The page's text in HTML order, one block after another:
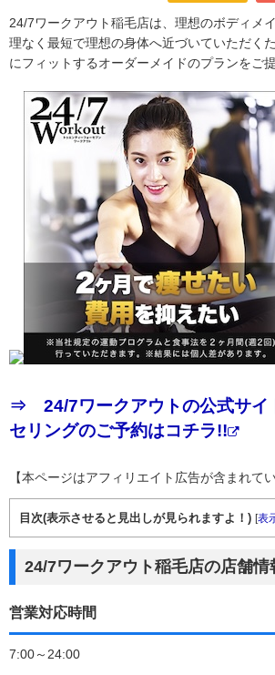
24/7ワークアウト稲毛店は、理想のボディメ
理なく最短で理想の身体へ近づいていただく
にフィットするオーダーメイドのプランをご提
⇒ 24/7ワークアウトの公式サイ
セリングのご予約はコチラ!!
【本ページはアフィリエイト広告が含まれて
目次(表示させると見出しが見られますよ！) [表
24/7ワークアウト稲毛店の店舗情
営業対応時間
7:00～24:00